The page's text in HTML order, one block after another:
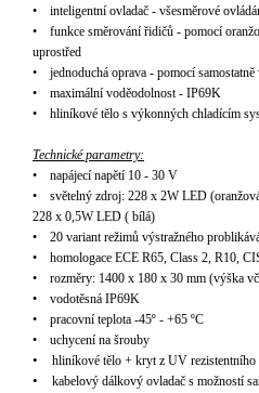
• inteligentní ovladač - všesměrové ovládá
• funkce směrování řidičů - pomocí
uprostřed
• jednoduchá oprava - pomocí
• maximální voděodolnost - IP69K
• hliníkové tělo s výkonných chladícím
Technické parametry:
• napájecí napětí 10 - 30 V
• světelný zdroj: 228 x 2W LED (oranžov
228 x 0,5W LED ( bílá)
• 20 variant režimů výstražného
• homologace ECE R65, Class 2, R10,
• rozměry: 1400 x 180 x 30 mm (výška
• vodotěsná IP69K
• pracovní teplota -45º - +65 ºC
• uchycení na šrouby
• hliníkové tělo + kryt z UV rezistentního
• kabelový dálkový ovladač s možností